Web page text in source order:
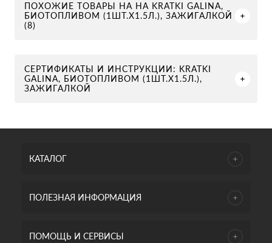
ПОХОЖИЕ ТОВАРЫ НА НА KRATKI GALINA,
БИОТОПЛИВОМ (1ШТ.Х1.5Л.), ЗАЖИГАЛКОЙ
(8)
СЕРТИФИКАТЫ И ИНСТРУКЦИИ: KRATKI
GALINA, БИОТОПЛИВОМ (1ШТ.Х1.5Л.),
ЗАЖИГАЛКОЙ
КАТАЛОГ
ПОЛЕЗНАЯ ИНФОРМАЦИЯ
ПОМОЩЬ И СЕРВИСЫ